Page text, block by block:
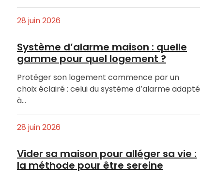
28 juin 2026
Système d’alarme maison : quelle
gamme pour quel logement ?
Protéger son logement commence par un
choix éclairé : celui du système d’alarme adapté
à…
28 juin 2026
Vider sa maison pour alléger sa vie :
la méthode pour être sereine